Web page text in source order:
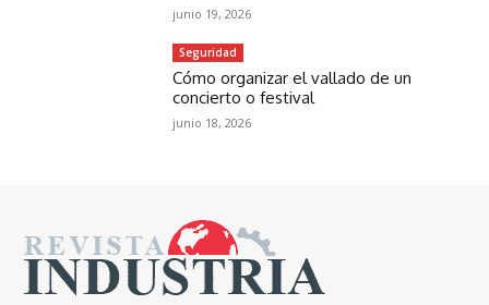
junio 19, 2026
Seguridad
Cómo organizar el vallado de un
concierto o festival
junio 18, 2026